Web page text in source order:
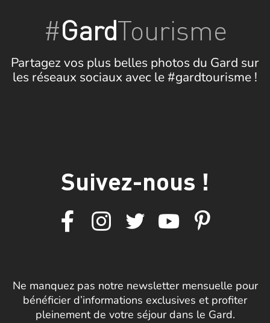
#GardTourisme
Partagez vos plus belles photos du Gard sur
les réseaux sociaux avec le #gardtourisme !
Suivez-nous !
Ne manquez pas notre newsletter mensuelle pour
bénéficier d’informations exclusives et profiter
pleinement de votre séjour dans le Gard.